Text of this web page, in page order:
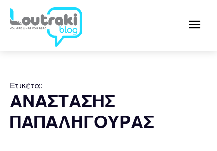
Ετικέτα:
ΑΝΑΣΤΑΣΗΣ
ΠΑΠΑΛΗΓΟΥΡΑΣ